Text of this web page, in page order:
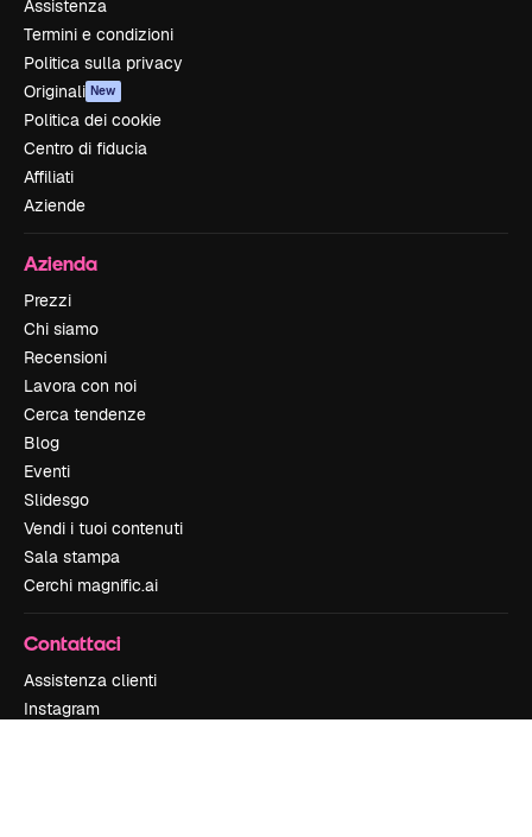
Assistenza
Termini e condizioni
Politica sulla privacy
Originali New
Politica dei cookie
Centro di fiducia
Affiliati
Aziende
Azienda
Prezzi
Chi siamo
Recensioni
Lavora con noi
Cerca tendenze
Blog
Eventi
Slidesgo
Vendi i tuoi contenuti
Sala stampa
Cerchi magnific.ai
Contattaci
Assistenza clienti
Instagram